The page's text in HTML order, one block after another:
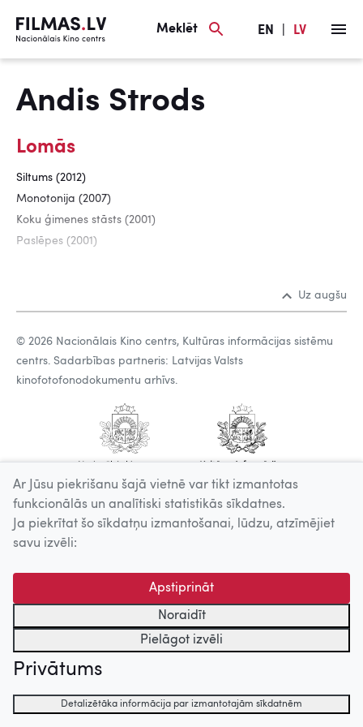
Meklēt EN LV
Andis Strods
Lomās
Siltums (2012)
Monotonija (2007)
Koku ģimenes stāsts (2001)
Paslēpes (2001)
Uz augšu
© 2026 Nacionālais Kino centrs, Kultūras informācijas sistēmu
centrs. Sadarbības partneris: Latvijas Valsts
kinofotofonodokumentu arhīvs.
Ar Jūsu piekrišanu šajā vietnē var tikt izmantotas
funkcionālās un analītiski statistikās sīkdatnes.
Ja piekrītat šo sīkdatņu izmantošanai, lūdzu, atzīmējiet
savu izvēli:
Apstiprināt
Noraidīt
Pielāgot izvēli
Privātums
Detalizētāka informācija par izmantotajām sīkdatnēm